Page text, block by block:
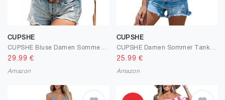
CUPSHE
29.99 €
Amazon
CUPSHE
25.99 €
Amazon